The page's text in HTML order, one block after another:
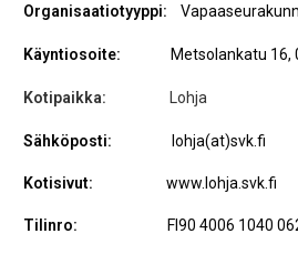
Organisaatiotyyppi:
Käyntiosoite: Metsolankatu 16,
Kotipaikka: Lohja
Sähköposti: lohja(at)svk.fi
Kotisivut:www.lohja.svk.fi
Tilinro: FI90 4006 1040